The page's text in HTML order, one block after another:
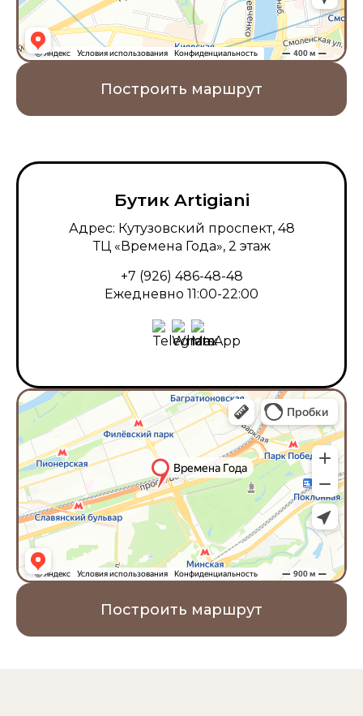
Построить маршрут
Построить маршрут
Бутик Artigiani
Адрес: Кутузовский проспект, 48
ТЦ «Времена Года», 2 этаж
+7 (926) 486-48-48
Ежедневно 11:00-22:00